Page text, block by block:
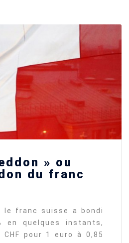
» ou
du franc
le franc suisse a bondi
en quelques instants,
pour 1 euro à 0,85